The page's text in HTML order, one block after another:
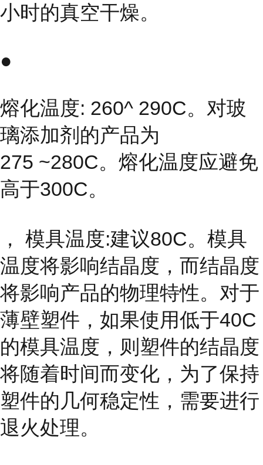
小时的真空干燥。
●
熔化温度: 260^ 290C。对玻
璃添加剂的产品为
275 ~280C。熔化温度应避免
高于300C。
， 模具温度:建议80C。模具
温度将影响结晶度，而结晶度
将影响产品的物理特性。对于
薄壁塑件，如果使用低于40C
的模具温度，则塑件的结晶度
将随着时间而变化，为了保持
塑件的几何稳定性，需要进行
退火处理。